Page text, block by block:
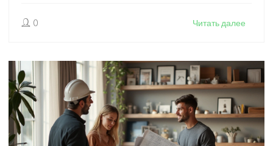
основные группы чистящих средств, их особенности и
0 Читать далее